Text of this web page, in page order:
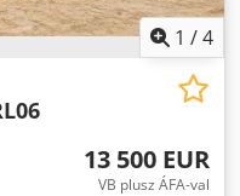
1 /4
13 500 EUR
VB plusz ÁFA-val